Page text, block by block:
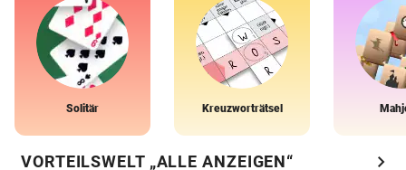
Solitär Kreuzworträtsel
VORTEILSWELT „ALLE ANZEIGEN“ chevron_right